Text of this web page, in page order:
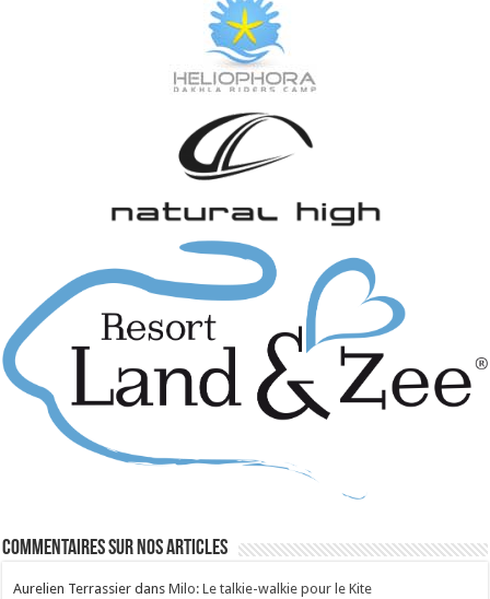
Commentaires sur nos articles
Aurelien Terrassier dansMilo: Le talkie-walkie pour le Kite